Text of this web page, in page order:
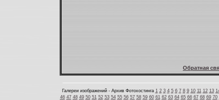
Обратная
Галереи изображений - Архив Фотохостинга 1 2 3 4 5 6 7 8 9 10 11 12 13
46 47 48 49 50 51 52 53 54 55 56 57 58 59 60 61 62 63 64 65 66 67 68 69 70